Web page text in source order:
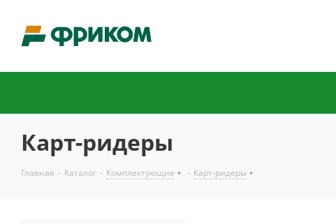
Карт-ридеры
Главная - Каталог - Комплектующие - Карт-ридеры